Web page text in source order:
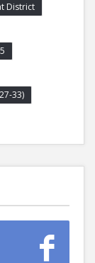
District
33)